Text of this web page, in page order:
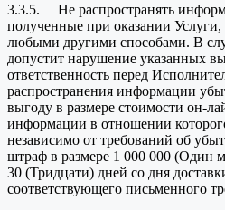
3.3.5. Не распространять
полученные при оказании Услуги,
любыми другими способами. В
допустит нарушение указанных
ответственность перед
распространения информации
выгоду в размере стоимости он-
информации в отношении
независимо от требований об
штраф в размере 1 000 000 (Один
30 (Тридцати) дней со дня
соответствующего письменного